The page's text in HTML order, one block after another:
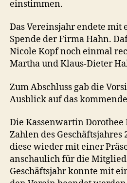
einstimmen.
Das Vereinsjahr endete mit
Spende der Firma Hahn.
Nicole Kopf noch einmal
Martha und Klaus-Dieter
Zum Abschluss gab die
Ausblick auf das
Die Kassenwartin Dorothee
Zahlen des Geschäftsjahres
diese wieder mit einer
anschaulich für die
Geschäftsjahr konnte mit